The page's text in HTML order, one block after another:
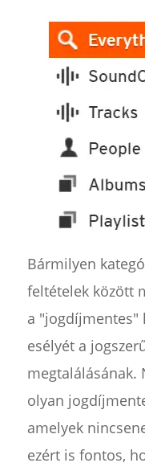
Bármilyen
feltételek között
a "jogdíjmentes"
esélyét a
megtalálásának.
olyan
amelyek
ezért is fontos,